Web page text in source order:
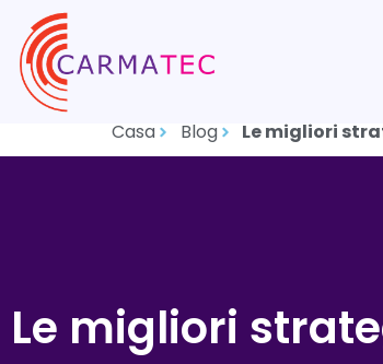
Casa Blog Le migliori
Le migliori